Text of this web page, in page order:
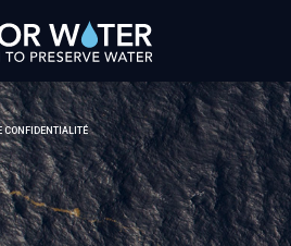
CONFIDENTIALITÉ